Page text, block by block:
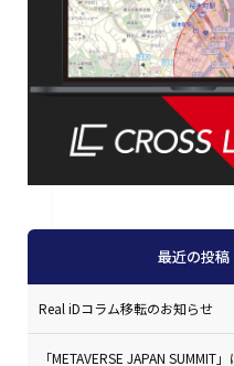
最近の投稿
Real iDコラム移転のお知らせ
「METAVERSE JAPAN SUMMIT